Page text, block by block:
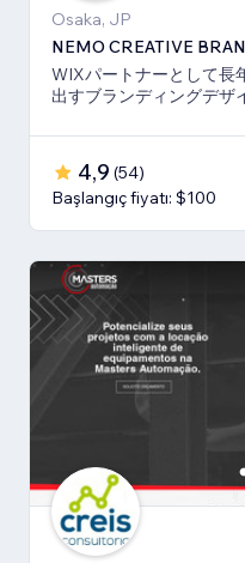
Osaka, JP
NEMO CREATIVE
WIXパートナーとして長
出すブランディングデザ
4,9 (54)
Başlangıç fiyatı: $100